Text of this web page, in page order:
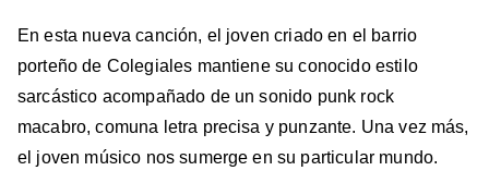
En esta nueva canción, el joven criado en el barrio
porteño de Colegiales mantiene su conocido estilo
sarcástico acompañado de un sonido punk rock
macabro, comuna letra precisa y punzante. Una vez más,
el joven músico nos sumerge en su particular mundo.